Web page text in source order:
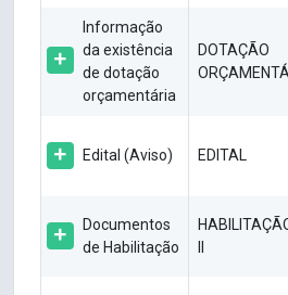
Informação
da existência
de dotação
orçamentária
DOTAÇÃO
Edital (Aviso) EDITAL
Documentos
de Habilitação